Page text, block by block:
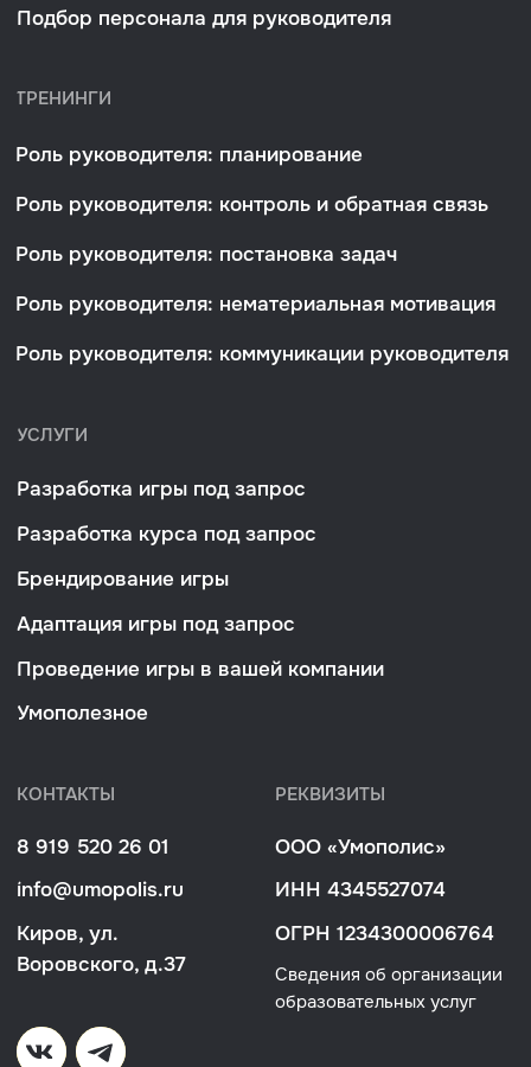
В соответствии с статьей 10.1 Федерального
данных» получено согласие от указанных лиц
на обработку их персональных данных, которые
распространения
© 2026 Умополис. Все права защищены.